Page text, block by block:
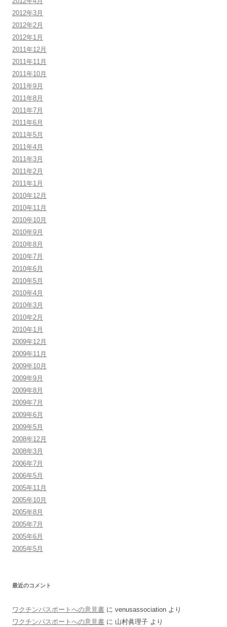
2012年3月
2012年2月
2012年1月
2011年12月
2011年11月
2011年10月
2011年9月
2011年8月
2011年7月
2011年6月
2011年5月
2011年4月
2011年3月
2011年2月
2011年1月
2010年12月
2010年11月
2010年10月
2010年9月
2010年8月
2010年7月
2010年6月
2010年5月
2010年4月
2010年3月
2010年2月
2010年1月
2009年12月
2009年11月
2009年10月
2009年9月
2009年8月
2009年7月
2009年6月
2009年5月
2008年12月
2008年3月
2006年7月
2006年5月
2005年11月
2005年10月
2005年8月
2005年7月
2005年6月
2005年5月
最近のコメント
ワクチンパスポートへの意見書 に venusassociation より
ワクチンパスポートへの意見書 に 山村眞理子 より